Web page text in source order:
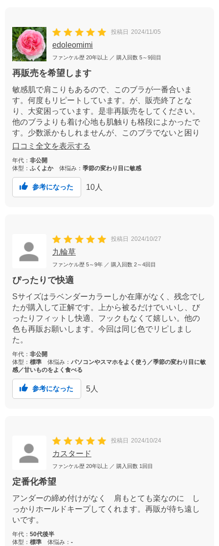
投稿日 2024/11/05
edoleomimi
ファンケル歴 20年以上 ／ 購入回数 5～9回目
再販売を希望します
敏感肌で肩こりもあるので、このブラが一番合いま
す。何度もリピートしています。が、販売終了とな
り、大変困っています。是非再販売をしてください。
他のブラよりも着け心地も肌触りも格段によかったで
す。少数派かもしれませんが、このブラでないと困り
ます。
口コミ全文を表示する
年代： 非公開
体型： ふくよか体悩み： 季節の変わり目に敏感
参考になった 10 人
投稿日 2024/10/27
九輪草
ファンケル歴 5～9年 ／ 購入回数 2～4回目
ぴったりで快適
Sサイズはラベンダーカラーしか在庫がなく、残念でし
たが購入して正解です。上から被るだけでいいし、び
ったりフィットし快適、フックもなくて嬉しい。他の
色も再販お願いします。今回は同じ色でリピしまし
た。
年代： 非公開
体型： 標準 体悩み： パソコンやスマホをよく使う／季節の変わり目に敏
感／甘いものをよく食べる
参考になった 5 人
投稿日 2024/10/24
カスタード
ファンケル歴 20年以上 ／ 購入回数 1回目
定番化希望
アンダーの締め付けがなく 肩もとても楽なのに し
っかりホールドキープしてくれます。再販が待ち遠し
いです。
年代： 50代後半
体型： 標準 体悩み： -